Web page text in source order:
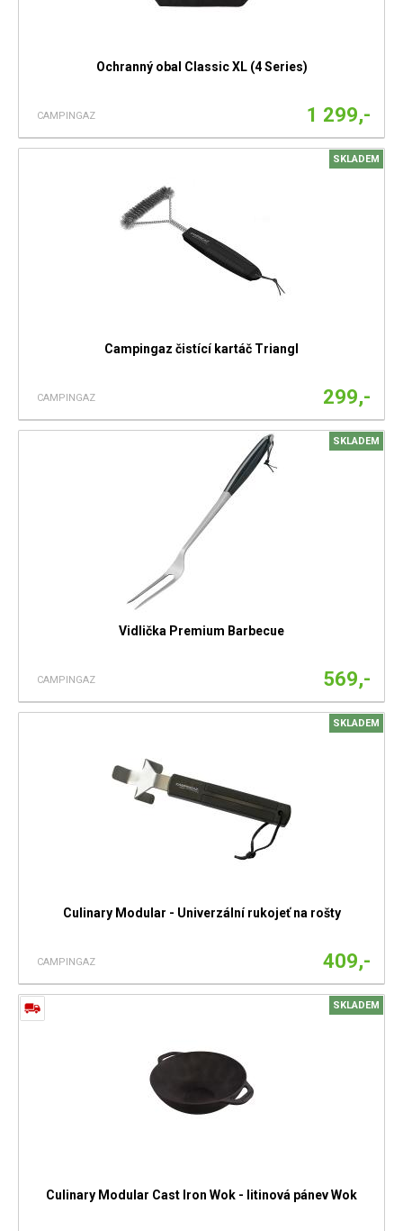
Ochranný obal Classic XL (4 Series)
CAMPINGAZ 1 299,-
SKLADEM
Campingaz čistící kartáč Triangl
CAMPINGAZ 299,-
SKLADEM
Vidlička Premium Barbecue
CAMPINGAZ 569,-
SKLADEM
Culinary Modular - Univerzální rukojeť na rošty
CAMPINGAZ 409,-
SKLADEM
Culinary Modular Cast Iron Wok - litinová pánev Wok